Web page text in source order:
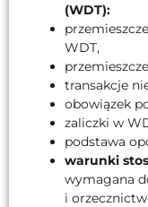
(WDT):
WDT,
transakcje
obowiązek
zaliczki w
podstawa
warunki
wymagana
i